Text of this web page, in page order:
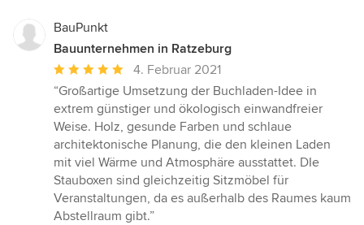
BauPunkt
Bauunternehmen in Ratzeburg
Durchschnittliche
Bewertung:
5
von
5
Sternen
4. Februar 2021
“Großartige Umsetzung der Buchladen-Idee in
extrem günstiger und ökologisch einwandfreier
Weise. Holz, gesunde Farben und schlaue
architektonische Planung, die den kleinen Laden
mit viel Wärme und Atmosphäre ausstattet. DIe
Stauboxen sind gleichzeitig Sitzmöbel für
Veranstaltungen, da es außerhalb des Raumes kaum
Abstellraum gibt.”